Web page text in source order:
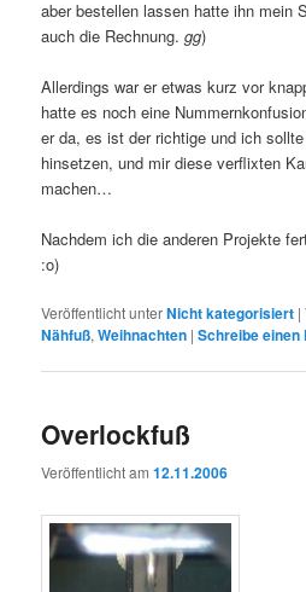
aber bestellen lassen hatte ihn mein
auch die Rechnung.gg)
Allerdings war er etwas kurz vor
hatte es noch eine
er da, es ist der richtige und ich
hinsetzen, und mir diese verflixten
machen…
Nachdem ich die anderen Projekte
:o)
Veröffentlicht unterNicht kategorisiert |
Nähfuß,Weihnachten |Schreibe
Overlockfuß
Veröffentlicht am12.11.2006